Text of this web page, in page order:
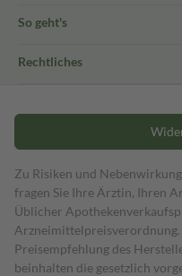
So geht's
Rechtliches
Zu Risiken und
fragen Sie Ihre Ärztin, Ihren
Üblicher
Preisempfehlung des
beinhalten die gesetzlich